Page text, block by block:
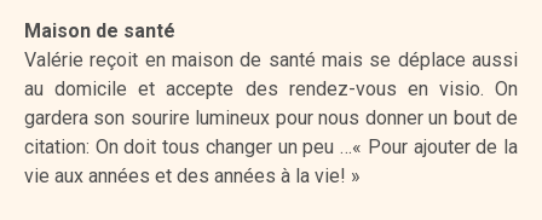
Maison de santé
Valérie reçoit en maison de santé mais se déplace aussi
au domicile et accepte des rendez-vous en visio. On
gardera son sourire lumineux pour nous donner un bout de
citation: On doit tous changer un peu …« Pour ajouter de la
vie aux années et des années à la vie! »